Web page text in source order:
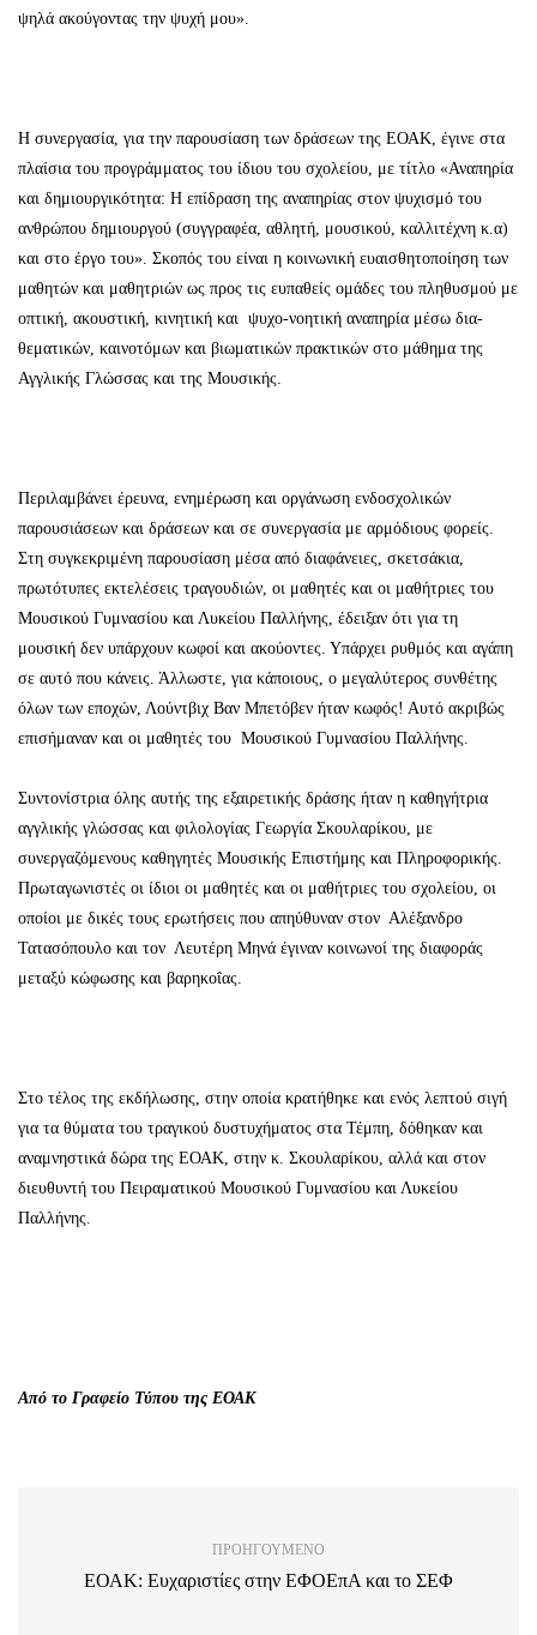
ψηλά ακούγοντας την ψυχή μου».
Η συνεργασία, για την παρουσίαση των δράσεων της ΕΟΑΚ, έγινε στα
πλαίσια του προγράμματος του ίδιου του σχολείου, με τίτλο «Αναπηρία
και δημιουργικότητα: Η επίδραση της αναπηρίας στον ψυχισμό του
ανθρώπου δημιουργού (συγγραφέα, αθλητή, μουσικού, καλλιτέχνη κ.α)
και στο έργο του». Σκοπός του είναι η κοινωνική ευαισθητοποίηση των
μαθητών και μαθητριών ως προς τις ευπαθείς ομάδες του πληθυσμού με
oπτική, ακουστική, κινητική και ψυχο-νοητική αναπηρία μέσω δια-
θεματικών, καινοτόμων και βιωματικών πρακτικών στο μάθημα της
Αγγλικής Γλώσσας και της Μουσικής.
Περιλαμβάνει έρευνα, ενημέρωση και οργάνωση ενδοσχολικών
παρουσιάσεων και δράσεων και σε συνεργασία με αρμόδιους φορείς.
Στη συγκεκριμένη παρουσίαση μέσα από διαφάνειες, σκετσάκια,
πρωτότυπες εκτελέσεις τραγουδιών, οι μαθητές και οι μαθήτριες του
Μουσικού Γυμνασίου και Λυκείου Παλλήνης, έδειξαν ότι για τη
μουσική δεν υπάρχουν κωφοί και ακούοντες. Υπάρχει ρυθμός και αγάπη
σε αυτό που κάνεις. Άλλωστε, για κάποιους, ο μεγαλύτερος συνθέτης
όλων των εποχών, Λούντβιχ Βαν Μπετόβεν ήταν κωφός! Αυτό ακριβώς
επισήμαναν και οι μαθητές του Μουσικού Γυμνασίου Παλλήνης.
Συντονίστρια όλης αυτής της εξαιρετικής δράσης ήταν η καθηγήτρια
αγγλικής γλώσσας και φιλολογίας Γεωργία Σκουλαρίκου, με
συνεργαζόμενους καθηγητές Μουσικής Επιστήμης και Πληροφορικής.
Πρωταγωνιστές οι ίδιοι οι μαθητές και οι μαθήτριες του σχολείου, οι
οποίοι με δικές τους ερωτήσεις που απηύθυναν στον Αλέξανδρο
Τατασόπουλο και τον Λευτέρη Μηνά έγιναν κοινωνοί της διαφοράς
μεταξύ κώφωσης και βαρηκοΐας.
Στο τέλος της εκδήλωσης, στην οποία κρατήθηκε και ενός λεπτού σιγή
για τα θύματα του τραγικού δυστυχήματος στα Τέμπη, δόθηκαν και
αναμνηστικά δώρα της ΕΟΑΚ, στην κ. Σκουλαρίκου, αλλά και στον
διευθυντή του Πειραματικού Μουσικού Γυμνασίου και Λυκείου
Παλλήνης.
Από το Γραφείο Τύπου της ΕΟΑΚ
ΠΡΟΗΓΟΎΜΕΝΟ
ΕΟΑΚ: Ευχαριστίες στην ΕΦΟΕπΑ και το ΣΕΦ